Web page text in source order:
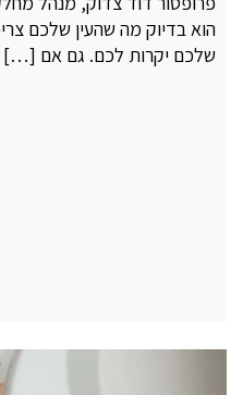
הוא בדיוק מה שהעין שלכם
שלכם יקרות לכם. גם אם […]